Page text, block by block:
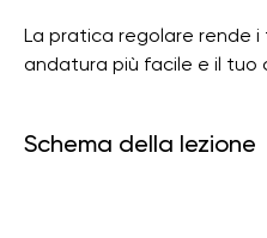
La pratica regolare rende i
andatura più facile e il tuo
Schema della lezione